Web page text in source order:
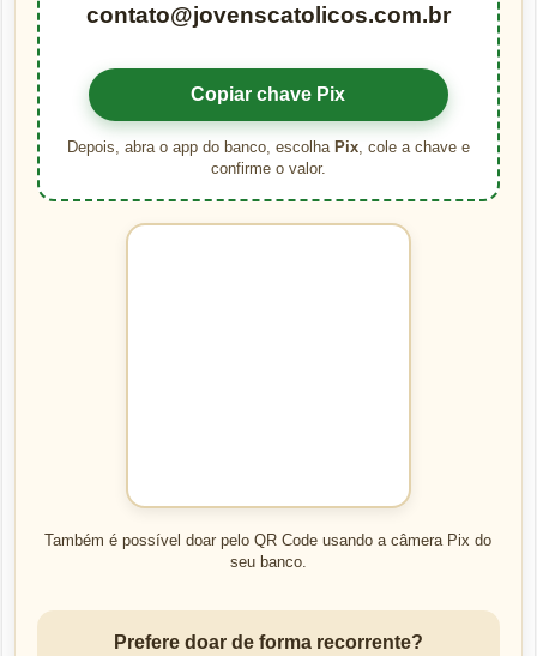
contato@jovenscatolicos.com.br
Copiar chave Pix
Depois, abra o app do banco, escolha Pix, cole a chave e
confirme o valor.
Também é possível doar pelo QR Code usando a câmera Pix do
seu banco.
Prefere doar de forma recorrente?